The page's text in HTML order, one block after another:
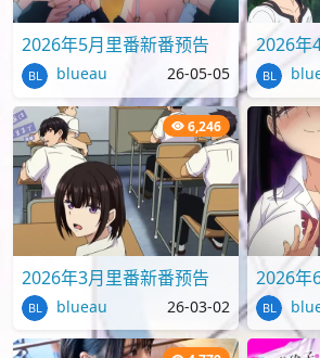
2026年5月里番新番预告
blueau 26-05-05
2026年
6,246
2026年3月里番新番预告
blueau 26-03-02
2026年